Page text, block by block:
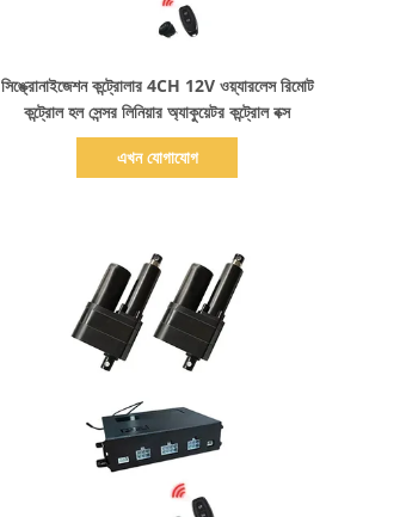
সিঙ্ক্রোনাইজেশন কন্ট্রোলার 4CH 12V ওয়্যারলেস রিমোট
কন্ট্রোল হল সেন্সর লিনিয়ার অ্যাকুয়েটর কন্ট্রোল বক্স
এখন যোগাযোগ